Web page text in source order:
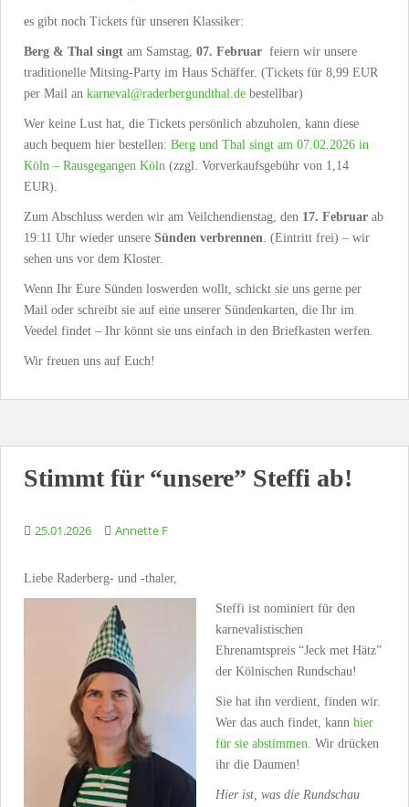
es gibt noch Tickets für unseren Klassiker:
Berg & Thal singt am Samstag, 07. Februar feiern wir unsere
traditionelle Mitsing-Party im Haus Schäffer. (Tickets für 8,99 EUR
per Mail an karneval@raderbergundthal.de bestellbar)
Wer keine Lust hat, die Tickets persönlich abzuholen, kann diese
auch bequem hier bestellen: Berg und Thal singt am 07.02.2026 in
Köln – Rausgegangen Köln (zzgl. Vorverkaufsgebühr von 1,14
EUR).
Zum Abschluss werden wir am Veilchendienstag, den 17. Februar ab
19:11 Uhr wieder unsere Sünden verbrennen. (Eintritt frei) – wir
sehen uns vor dem Kloster.
Wenn Ihr Eure Sünden loswerden wollt, schickt sie uns gerne per
Mail oder schreibt sie auf eine unserer Sündenkarten, die Ihr im
Veedel findet – Ihr könnt sie uns einfach in den Briefkasten werfen.
Wir freuen uns auf Euch!
Stimmt für “unsere” Steffi ab!
25.01.2026 Annette F
Liebe Raderberg- und -thaler,
Steffi ist nominiert für den
karnevalistischen
Ehrenamtspreis “Jeck met Hätz”
der Kölnischen Rundschau!
Sie hat ihn verdient, finden wir.
Wer das auch findet, kann hier
für sie abstimmen. Wir drücken
ihr die Daumen!
Hier ist, was die Rundschau